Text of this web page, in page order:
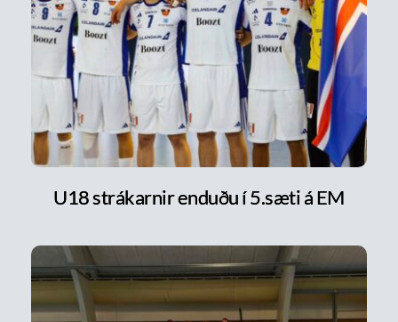
U18 strákarnir enduðu í 5.sæti á EM